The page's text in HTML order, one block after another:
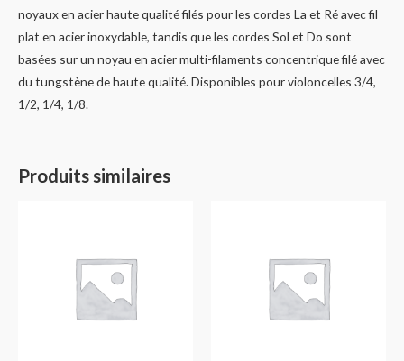
noyaux en acier haute qualité filés pour les cordes La et Ré avec fil
plat en acier inoxydable, tandis que les cordes Sol et Do sont
basées sur un noyau en acier multi-filaments concentrique filé avec
du tungstène de haute qualité. Disponibles pour violoncelles 3/4,
1/2, 1/4, 1/8.
Produits similaires